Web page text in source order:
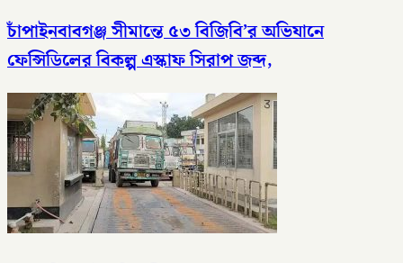
চাঁপাইনবাবগঞ্জ সীমান্তে ৫৩ বিজিবি’র অভিযানে
ফেন্সিডিলের বিকল্প এস্কাফ সিরাপ জব্দ,